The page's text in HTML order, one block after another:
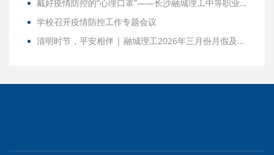
戴好疫情防控的“心理口罩”——长沙融城理工中等职业学校线上心理健康讲座
学校召开疫情防控工作专题会议
清明时节，平安相伴 | 融城理工2026年三月份月假及清明节放假通知